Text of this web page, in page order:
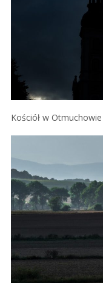
Kościół w Otmuchowie